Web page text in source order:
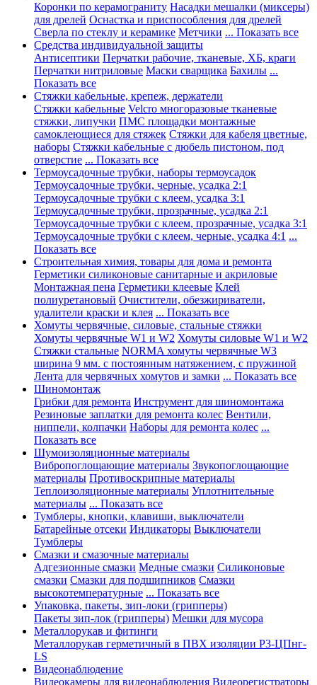
Коронки по керамограниту Насадки мешалки (миксеры)
для дрелей Оснастка и приспособления для дрелей
Сверла по стеклу и керамике Метчики ... Показать все
Средства индивидуальной защиты
Антисептики Перчатки рабочие, тканевые, ХБ, краги
Перчатки нитриловые Маски сварщика Бахилы ...
Показать все
Стяжки кабельные, крепеж, держатели
Стяжки кабельные Velcro многоразовые тканевые
стяжки, липучки ПМС площадки монтажные
самоклеющиеся для стяжек Стяжки для кабеля цветные,
наборы Стяжки кабельные с дюбель пистоном, под
отверстие ... Показать все
Термоусадочные трубки, наборы термоусадок
Термоусадочные трубки, черные, усадка 2:1
Термоусадочные трубки с клеем, усадка 3:1
Термоусадочные трубки, прозрачные, усадка 2:1
Термоусадочные трубки с клеем, прозрачные, усадка 3:1
Термоусадочные трубки с клеем, черные, усадка 4:1 ...
Показать все
Строительная химия, товары для дома и ремонта
Герметики силиконовые санитарные и акриловые
Монтажная пена Герметики клеевые Клей
полиуретановый Очистители, обезжириватели,
удалители краски и клея ... Показать все
Хомуты червячные, силовые, стальные стяжки
Хомуты червячные W1 и W2 Хомуты силовые W1 и W2
Стяжки стальные NORMA хомуты червячные W3
ширина 9 мм. с постоянным натяжением, с пружиной
Лента для червячных хомутов и замки ... Показать все
Шиномонтаж
Грибки для ремонта Инструмент для шиномонтажа
Резиновые заплатки для ремонта колес Вентили,
ниппели, колпачки Наборы для ремонта колес ...
Показать все
Шумоизоляционные материалы
Вибропоглощающие материалы Звукопоглощающие
материалы Противоскрипные материалы
Теплоизоляционные материалы Уплотнительные
материалы ... Показать все
Тумблеры, кнопки, клавиши, выключатели
Батарейные отсеки Индикаторы Выключатели
Тумблеры
Смазки и смазочные материалы
Адгезионные смазки Медные смазки Силиконовые
смазки Смазки для подшипников Смазки
высокотемпературные ... Показать все
Упаковка, пакеты, зип-локи (грипперы)
Пакеты зип-лок (грипперы) Мешки для мусора
Металлорукав и фитинги
Металлорукав герметичный в ПВХ изоляции Р3-ЦПнг-
LS
Видеонаблюдение
Видеокамеры для видеонаблюдения Видеорегистраторы